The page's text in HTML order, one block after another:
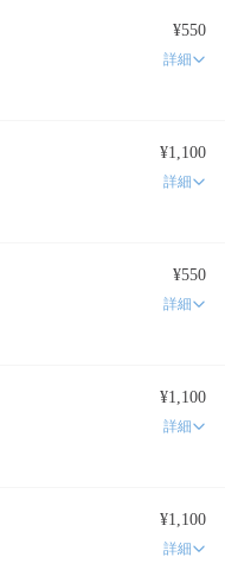
¥550
詳細
¥1,100
詳細
¥550
詳細
¥1,100
詳細
¥1,100
詳細